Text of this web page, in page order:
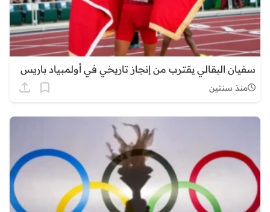
سفيان البقالي يقترب من إنجاز تاريخي في أولمبياد باريس
منذ سنتين